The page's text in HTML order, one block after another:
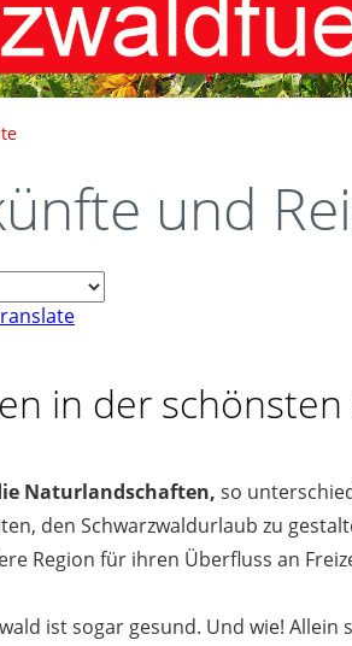
und
in der
Naturlandschaften, so
den Schwarzwaldurlaub zu
Region für ihren Überfluss an
ist sogar gesund. Und wie! Allein